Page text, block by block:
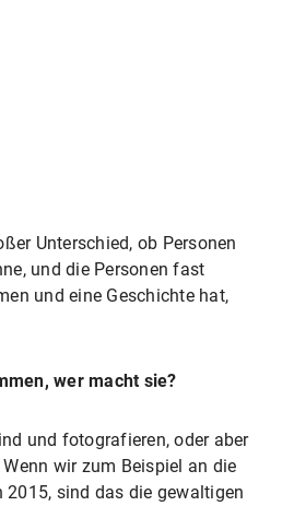
Unterschied, ob Personen
und die Personen fast
und eine Geschichte hat,
wer macht sie?
und fotografieren, oder aber
wir zum Beispiel an die
sind das die gewaltigen